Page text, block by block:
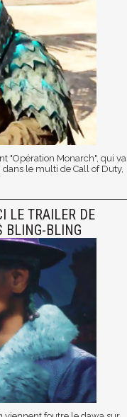
"Opération Monarch", qui va
le multi de Call of Duty,
LE TRAILER DE
BLING-BLING